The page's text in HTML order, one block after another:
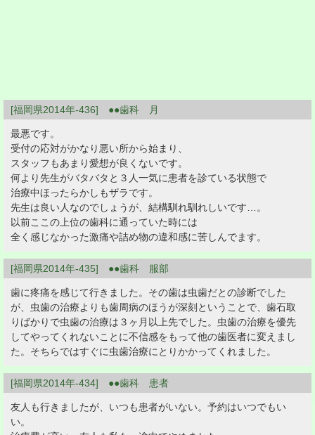
[福岡県2014年-436] ●●歯科 月
最悪です。
受付の応対がかなり悪い所から始まり、
スタッフもあまり愛想が良くないです。
何より先生がバタバタと３人一気に患者を診ている状態で
治療中ほったらかしもザラです。
先生は良い人なのでしょうが、結構馴れ馴れしいです…。
以前ここの上位の歯科に通っていた時には
全く感じなかった激痛や詰め物の違和感に苦しんでます。
[福岡県2014年-435] ●●歯科 服部
歯に疼痛を感じて行きました。その歯は虫歯だとの診断でした
が、虫歯の治療よりも歯周病のほうが深刻ということで、歯石取
りばかりで虫歯の治療は３ヶ月以上先でした。虫歯の治療を優先
してやってくれないことに不信感をもって他の歯医者に変えまし
た。そちらではすぐに虫歯治療にとりかかってくれました。
[福岡県2014年-434] ●●歯科 患者
友人も行きましたが、いつも患者がいない。予約はいつでもい
い。